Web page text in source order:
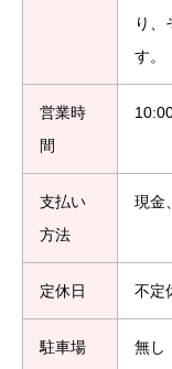
り、
す。
営業時
間
支払い
方法
現金
定休日 不定
駐車場
無し